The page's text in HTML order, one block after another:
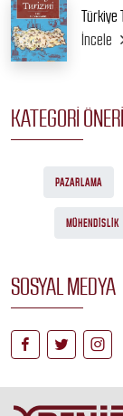
Türkiye
İncele
KATEGORI
PAZARLAMA
MÜHENDISLIK
SOSYAL MEDYA